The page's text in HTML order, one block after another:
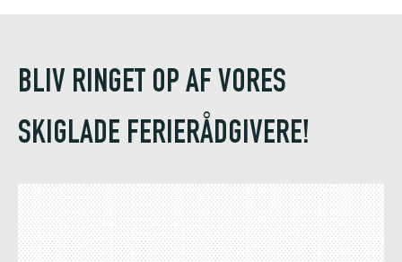
BLIV RINGET OP AF VORES
SKIGLADE FERIERÅDGIVERE!